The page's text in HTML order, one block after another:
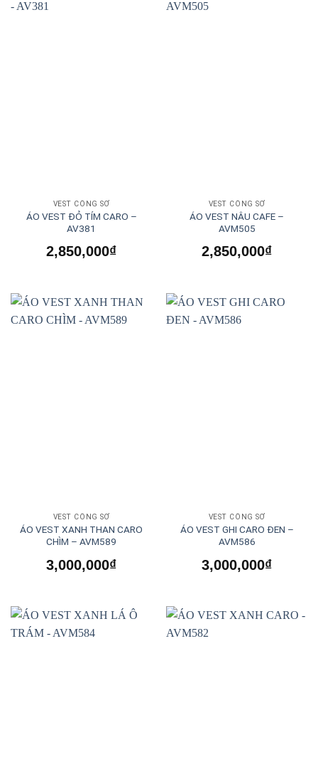
VEST CÔNG SỞ
ÁO VEST ĐỎ TÍM CARO –
AV381
2,850,000₫
VEST CÔNG SỞ
ÁO VEST NÂU CAFE –
AVM505
2,850,000₫
VEST CÔNG SỞ
ÁO VEST XANH THAN CARO
CHÌM – AVM589
3,000,000₫
VEST CÔNG SỞ
ÁO VEST GHI CARO ĐEN –
AVM586
3,000,000₫